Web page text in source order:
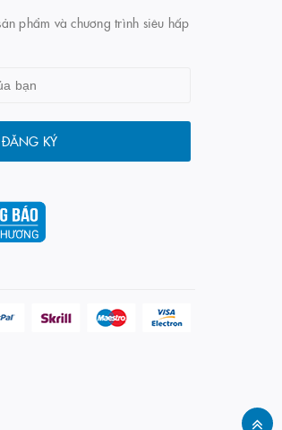
phẩm và chương trình siêu hấp
ĐĂNG KÝ